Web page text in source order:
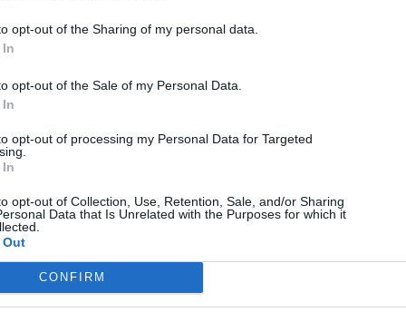
opt-out of the Sharing of my personal data.
opt-out of the Sale of my Personal Data.
opt-out of processing my Personal Data for Targeted
opt-out of Collection, Use, Retention, Sale, and/or Sharing
Data that Is Unrelated with the Purposes for which it
CONFIRM
PC / Laptop
Τέλος τα αντίγραφα ασφαλείας φωτογραφιών στο
Google Photos στις 10 Αυγούστου 2026
07/08/2026